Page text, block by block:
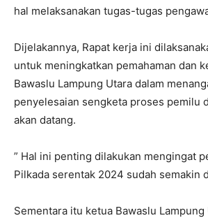
hal melaksanakan tugas-tugas
Dijelakannya, Rapat kerja ini
untuk meningkatkan pemahaman dan
Bawaslu Lampung Utara dalam
penyelesaian sengketa proses pemilu
akan datang.
” Hal ini penting dilakukan mengingat
Pilkada serentak 2024 sudah semakin
Sementara itu ketua Bawaslu